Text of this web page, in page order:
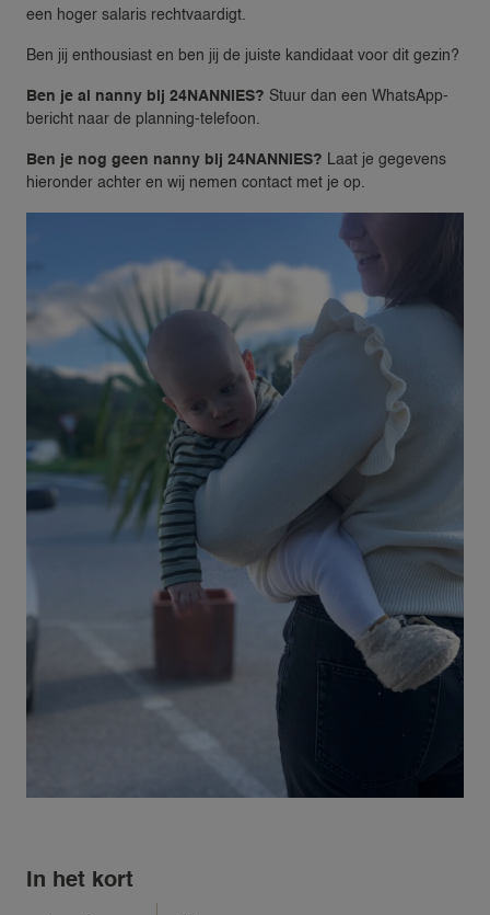
een hoger salaris rechtvaardigt.
Ben jij enthousiast en ben jij de juiste kandidaat voor dit gezin?
Ben je al nanny bij 24NANNIES? Stuur dan een WhatsApp-
bericht naar de planning-telefoon.
Ben je nog geen nanny bij 24NANNIES? Laat je gegevens
hieronder achter en wij nemen contact met je op.
In het kort